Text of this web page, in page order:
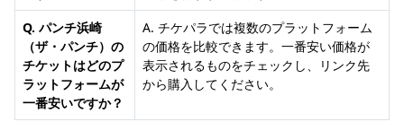
Q. パンチ浜崎
（ザ・パンチ）の
チケットはどのプ
ラットフォームが
一番安いですか？
A. チケパラでは複数のプラットフォーム
の価格を比較できます。一番安い価格が
表示されるものをチェックし、リンク先
から購入してください。